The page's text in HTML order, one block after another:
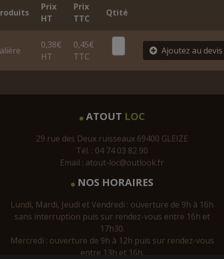
Prix
HT
Prix
TTC
Qtité
0,38€
HT
0,45€
TTC
Ajoutez au devis
ATOUT LOC
29 rue des Deux ruisseaux 69400 GLEIZE
Tél. : 04 74 03 82 90
Email : atout-loc@outlook.fr
NOS HORAIRES
Lundi, Mardi, Jeudi et Vendredi : ouverture de 9h à 16h
sans interruption puis sur rendez-vous entre 16h et
17h30.
Mercredi : ouverture de 9h à 12h puis sur rendez-vous
entre 13h et 16h.